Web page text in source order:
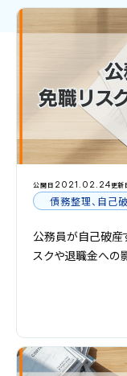
公開日 2021.02.24更新
債務整理、自己
公務員が自己破産
スクや退職金への